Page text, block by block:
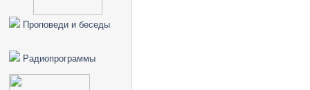
Проповеди и беседы
Радиопрограммы